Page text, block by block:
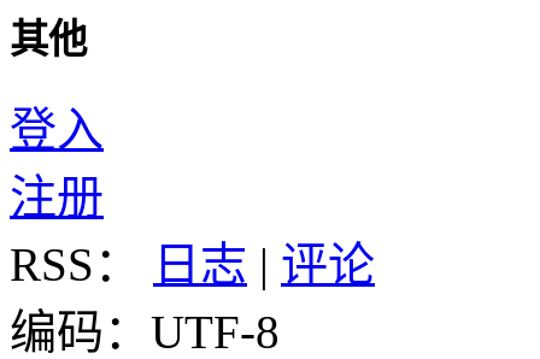
其他
登入
注册
RSS：
日志 | 评论
编码：UTF-8